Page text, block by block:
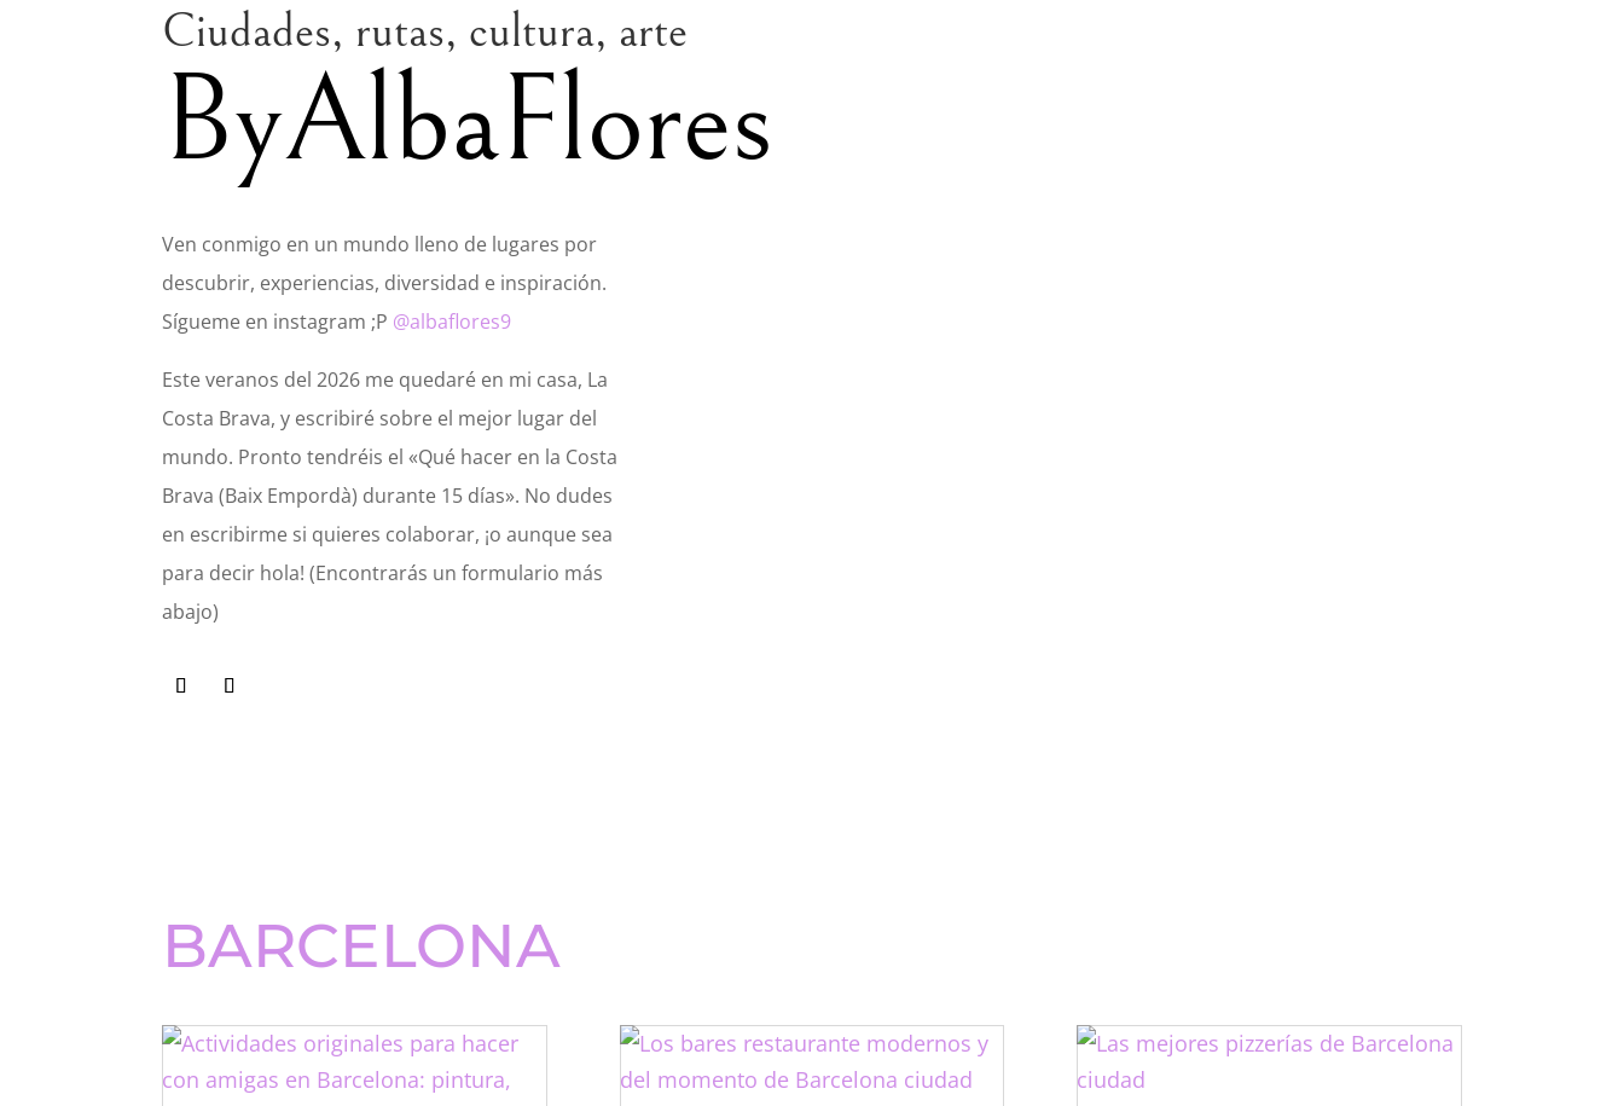
Ciudades, rutas, cultura, arte
ByAlbaFlores
Ven conmigo en un mundo lleno de lugares por
descubrir, experiencias, diversidad e inspiración.
Sígueme en instagram ;P @albaflores9
Este veranos del 2026 me quedaré en mi casa, La
Costa Brava, y escribiré sobre el mejor lugar del
mundo. Pronto tendréis el «Qué hacer en la Costa
Brava (Baix Empordà) durante 15 días». No dudes
en escribirme si quieres colaborar, ¡o aunque sea
para decir hola! (Encontrarás un formulario más
abajo)
BARCELONA